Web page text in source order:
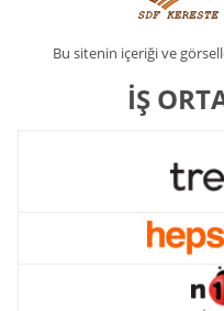
Bu sitenin içeriği ve
İŞ